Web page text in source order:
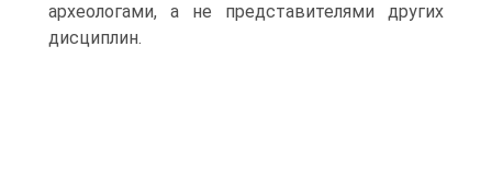
археологами, а не представителями других
дисциплин.